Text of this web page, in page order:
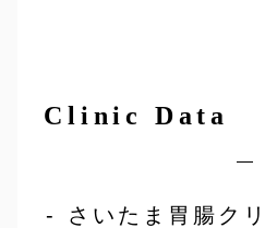
Clinic Data
さいたま胃腸ク